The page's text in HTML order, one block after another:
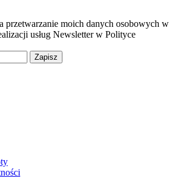
przetwarzanie moich danych osobowych w
usług Newsletter w Polityce
Zapisz